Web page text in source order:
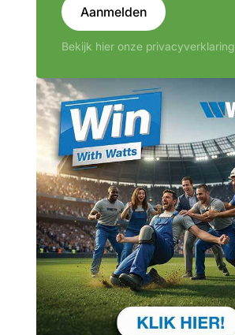
Aanmelden
Bekijk hier onze privacyverklaring